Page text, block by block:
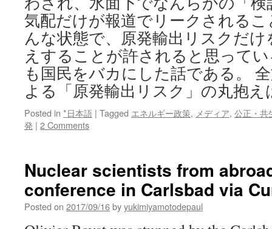
気配だけが報道でリークされる
んな状態で、原発輸出リスクだ
えすることが許されると思って
も国民をバカにした話である。
よる「原発輸出リスク」の丸抱
Posted in *日本語 | Tagged エネルギー政策, メディア, 公正・共
発 | 2 Comments
Nuclear scientists from
conference in Carlsbad via
Posted on 2017/09/16byyukimiyamotodepaul